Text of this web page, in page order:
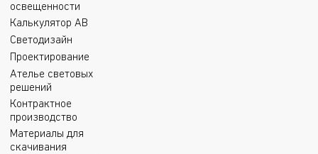
освещенности
Калькулятор АВ
Светодизайн
Проектирование
Ателье световых
решений
Контрактное
производство
Материалы для
скачивания